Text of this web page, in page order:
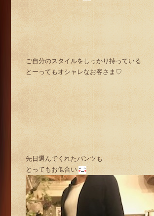
ご自分のスタイルをしっかり持っている
とーってもオシャレなお客さま♡
先日選んでくれたパンツも
とってもお似合い